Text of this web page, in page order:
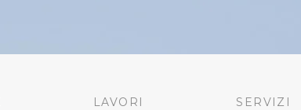
LAVORI SERVIZI